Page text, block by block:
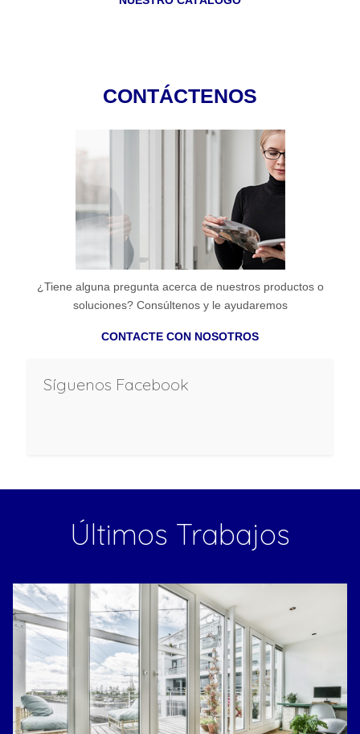
CONTÁCTENOS
¿Tiene alguna pregunta acerca de nuestros productos o
soluciones? Consúltenos y le ayudaremos
CONTACTE CON NOSOTROS
Síguenos Facebook
Últimos Trabajos